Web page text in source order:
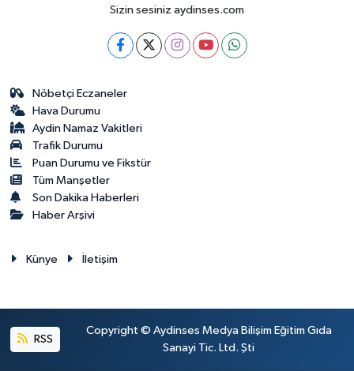
Sizin sesiniz aydinses.com
Nöbetçi Eczaneler
Hava Durumu
Aydin Namaz Vakitleri
Trafik Durumu
Puan Durumu ve Fikstür
Tüm Manşetler
Son Dakika Haberleri
Haber Arşivi
Künye İletişim
RSS
Copyright © Aydinses Medya Bilişim Eğitim Gıda
Sanayi Tic. Ltd. Şti